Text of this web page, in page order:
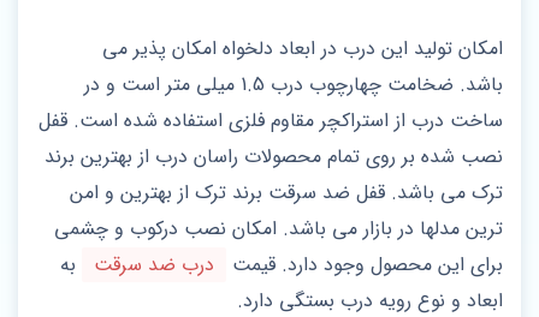
امکان تولید این درب در ابعاد دلخواه امکان پذیر می
باشد. ضخامت چهارچوب درب 1.5 میلی متر است و در
ساخت درب از استراکچر مقاوم فلزی استفاده شده است. قفل
نصب شده بر روی تمام محصولات راسان درب از بهترین برند
ترک می باشد. قفل ضد سرقت برند ترک از بهترین و امن
ترین مدلها در بازار می باشد. امکان نصب درکوب و چشمی
برای این محصول وجود دارد. قیمت
درب ضد سرقت
به
ابعاد و نوع رویه درب بستگی دارد.